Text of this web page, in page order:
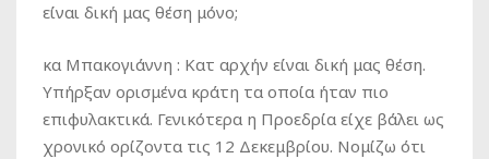
είναι δική μας θέση μόνο;
κα Μπακογιάννη : Κατ αρχήν είναι δική μας θέση.
Υπήρξαν ορισμένα κράτη τα οποία ήταν πιο
επιφυλακτικά. Γενικότερα η Προεδρία είχε βάλει ως
χρονικό ορίζοντα τις 12 Δεκεμβρίου. Νομίζω ότι